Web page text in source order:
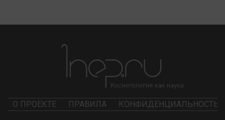
О ПРОЕКТЕ ПРАВИЛА КОНФИДЕНЦИАЛЬНОСТЬ